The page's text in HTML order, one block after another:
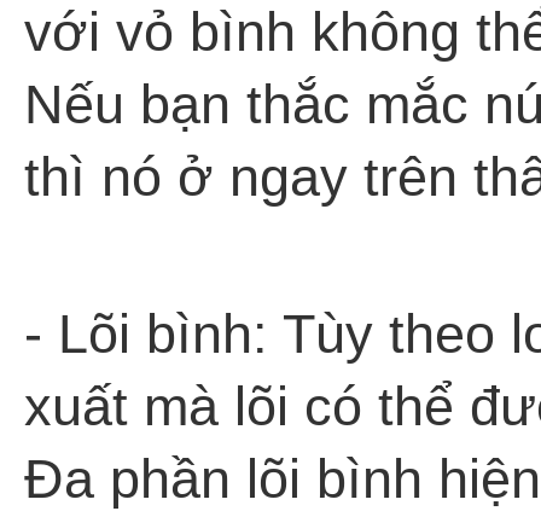
với vỏ bình không
Nếu bạn thắc mắc
thì nó ở ngay trên
- Lõi bình: Tùy theo
xuất mà lõi có thể
Đa phần lõi bình